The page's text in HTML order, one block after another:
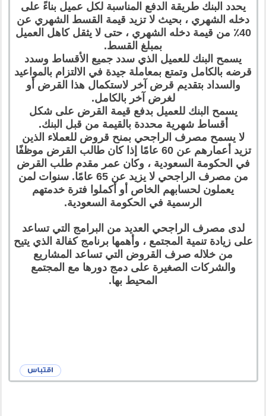
يحدد البنك طريقة الدفع المناسبة لكل عميل بناءً على
دخله الشهري ، بحيث لا تزيد قيمة القسط الشهري عن
40٪ من قيمة دخله الشهري ، حتى لا يثقل كاهل العميل
بمبلغ القسط.
يسمح البنك للعميل الذي سدد جميع الأقساط وسدد
قرضه بالكامل وتمتع بمعاملة جيدة في الالتزام بالمواعيد
والسداد بتقديم قرض آخر لاستكمال هذا القرض أو
لغرض آخر بالكامل.
يسمح البنك للعميل بدفع قيمة القرض على شكل
أقساط شهرية محددة بالقيمة من قبل البنك.
لا يسمح مصرف الراجحي بمنح قروض للعملاء الذين
تزيد أعمارهم عن 60 عامًا إذا كان طالب القرض موظفًا
في الحكومة السعودية ، وكان عمر مقدم طلب القرض
من مصرف الراجحي لا يزيد عن 65 عامًا. سنوات لمن
يعملون لحسابهم الخاص أو أكملوا فترة خدمتهم
الرسمية في الحكومة السعودية.
لدى مصرف الراجحي العديد من البرامج التي تساعد
على زيادة تنمية المجتمع ، وأهمها برنامج كفالة الذي يتيح
من خلاله صرف القروض التي تساعد المشاريع
والشركات الصغيرة على دمج دورها مع المجتمع
المحيط بها.